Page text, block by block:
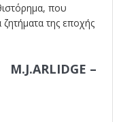
που
της εποχής
M.J.ARLIDGE –